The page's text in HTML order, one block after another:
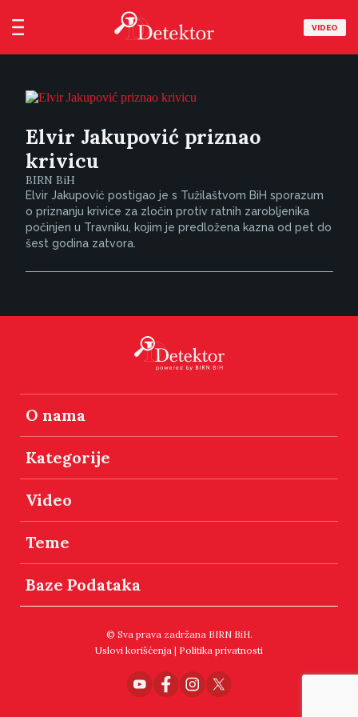
VIDEO
Elvir Jakupović priznao
krivicu
BIRN BiH
Elvir Jakupović postigao je s Tužilaštvom BiH sporazum
o priznanju krivice za zločin protiv ratnih zarobljenika
počinjen u Travniku, kojim je predložena kazna od pet do
šest godina zatvora.
O nama
Kategorije
Video
Teme
Baze Podataka
© Sva prava zadržana BIRN BiH.
Uslovi korišćenja | Politika privatnosti